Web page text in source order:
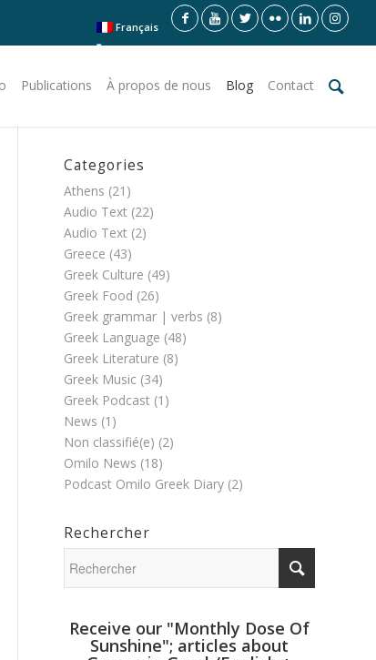
Français
Publications À propos de nous Blog Contact
Categories
Athens (21)
Audio Text (22)
Audio Text (2)
Greece (43)
Greek Culture (49)
Greek Food (26)
Greek grammar | verbs (8)
Greek Language (48)
Greek Literature (8)
Greek Music (34)
Greek Podcast (1)
News (1)
Non classifié(e) (2)
Omilo News (18)
Podcast Omilo Greek Diary (2)
Rechercher
Receive our "Monthly Dose Of
Sunshine"; articles about